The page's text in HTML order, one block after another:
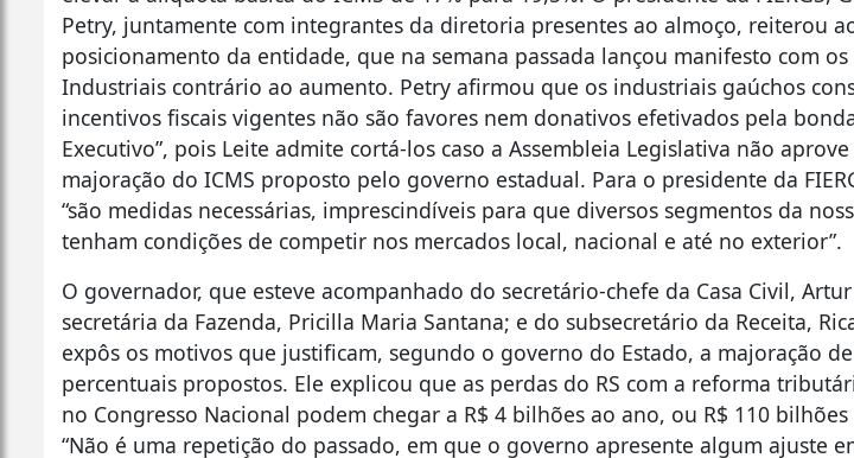
Petry, juntamente com integrantes da diretoria presentes ao almoço, reiterou
posicionamento da entidade, que na semana passada lançou manifesto com os
Industriais contrário ao aumento. Petry afirmou que os industriais gaúchos
incentivos fiscais vigentes não são favores nem donativos efetivados pela
Executivo”, pois Leite admite cortá-los caso a Assembleia Legislativa não
majoração do ICMS proposto pelo governo estadual. Para o presidente da
“são medidas necessárias, imprescindíveis para que diversos segmentos da
tenham condições de competir nos mercados local, nacional e até no exterior”.
O governador, que esteve acompanhado do secretário-chefe da Casa Civil,
secretária da Fazenda, Pricilla Maria Santana; e do subsecretário da Receita,
expôs os motivos que justificam, segundo o governo do Estado, a majoração
percentuais propostos. Ele explicou que as perdas do RS com a reforma
no Congresso Nacional podem chegar a R$ 4 bilhões ao ano, ou R$ 110 bilhões
“Não é uma repetição do passado, em que o governo apresente algum ajuste